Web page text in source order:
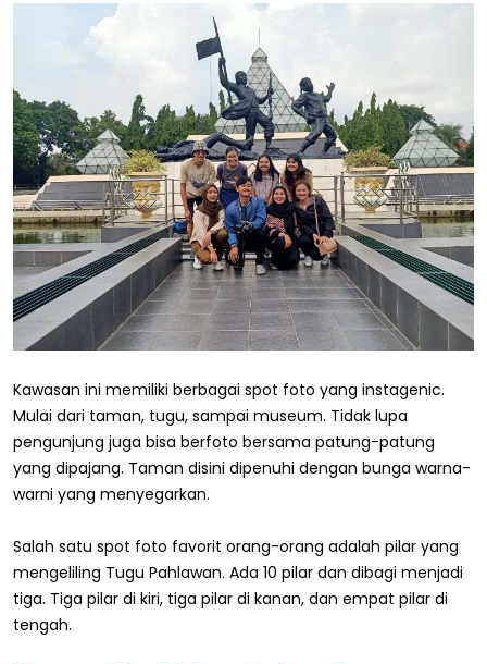
Kawasan ini memiliki berbagai spot foto yang instagenic.
Mulai dari taman, tugu, sampai museum. Tidak lupa
pengunjung juga bisa berfoto bersama patung-patung
yang dipajang. Taman disini dipenuhi dengan bunga warna-
warni yang menyegarkan.
Salah satu spot foto favorit orang-orang adalah pilar yang
mengeliling Tugu Pahlawan. Ada 10 pilar dan dibagi menjadi
tiga. Tiga pilar di kiri, tiga pilar di kanan, dan empat pilar di
tengah.